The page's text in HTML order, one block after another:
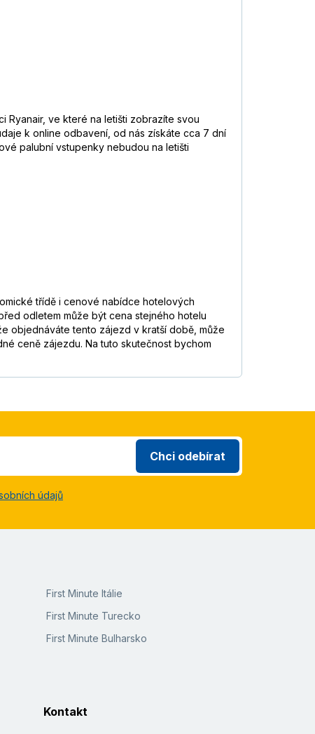
Ryanair, ve které na letišti zobrazíte svou
k online odbavení, od nás získáte cca 7 dní
palubní vstupenky nebudou na letišti
třídě i cenové nabídce hotelových
odletem může být cena stejného hotelu
objednáváte tento zájezd v kratší době, může
ceně zájezdu. Na tuto skutečnost bychom
Chci odebírat
údajů
First Minute Itálie
First Minute Turecko
First Minute Bulharsko
Kontakt